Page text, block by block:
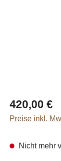
Regulärer Preis:
420,00 €
Preise inkl.
Nicht mehr